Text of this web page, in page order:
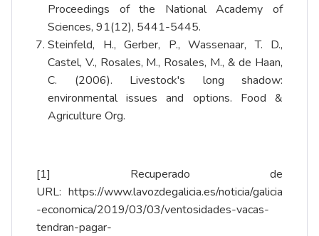
Proceedings of the National Academy of
Sciences, 91(12), 5441-5445.
Steinfeld, H., Gerber, P., Wassenaar, T. D.,
Castel, V., Rosales, M., Rosales, M., & de Haan,
C. (2006). Livestock's long shadow:
environmental issues and options. Food &
Agriculture Org.
[1] Recuperado de
URL: https://www.lavozdegalicia.es/noticia/galicia
-economica/2019/03/03/ventosidades-vacas-
tendran-pagar-